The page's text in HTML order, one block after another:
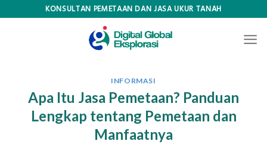
KONSULTAN PEMETAAN DAN JASA UKUR TANAH
INFORMASI
Apa Itu Jasa Pemetaan? Panduan
Lengkap tentang Pemetaan dan
Manfaatnya